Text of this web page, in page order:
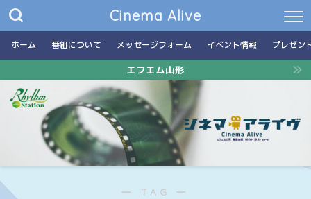
Cinema Alive
ホーム 番組について メッセージフォーム イベント情報 プレゼン
エフエム山形
― TAG ―